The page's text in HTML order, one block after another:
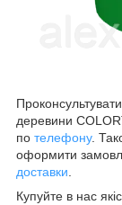
деревини
по телефону.
оформити
доставки.
Купуйте в нас